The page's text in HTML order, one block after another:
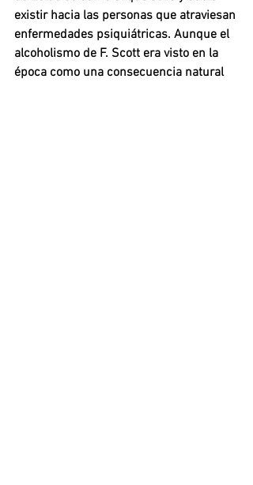
existir hacia las personas que atraviesan
enfermedades psiquiátricas. Aunque el
alcoholismo de F. Scott era visto en la
época como una consecuencia natural